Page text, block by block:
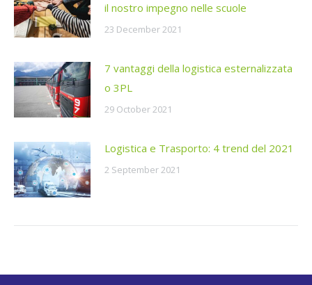
il nostro impegno nelle scuole
23 December 2021
7 vantaggi della logistica esternalizzata
o 3PL
29 October 2021
Logistica e Trasporto: 4 trend del 2021
2 September 2021